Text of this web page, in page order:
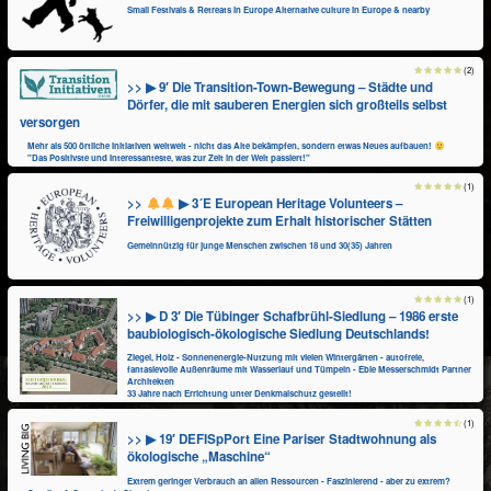
Small Festivals & Retreats in Europe Alternative culture in Europe & nearby
>> ▶ 9′ Die Transition-Town-Bewegung – Städte und
Dörfer, die mit sauberen Energien sich großteils selbst
versorgen
Mehr als 500 örtliche Initiativen weltweit - nicht das Alte bekämpfen, sondern etwas Neues aufbauen!
"Das Positivste und Interessanteste, was zur Zeit in der Welt passiert!"
(2)
>>
▶ 3´E European Heritage Volunteers –
Freiwilligenprojekte zum Erhalt historischer Stätten
Gemeinnützig für junge Menschen zwischen 18 und 30(35) Jahren
(1)
>> ▶ D 3′ Die Tübinger Schafbrühl-Siedlung – 1986 erste
baubiologisch-ökologische Siedlung Deutschlands!
Ziegel, Holz - Sonnenenergie-Nutzung mit vielen Wintergärten - autofreie,
fantasievolle Außenräume mit Wasserlauf und Tümpeln - Eble Messerschmidt Partner
Architekten
33 Jahre nach Errichtung unter Denkmalschutz gestellt!
(1)
>> ▶ 19′ DEFISpPort Eine Pariser Stadtwohnung als
ökologische „Maschine“
Extrem geringer Verbrauch an allen Ressourcen - Faszinierend - aber zu extrem?
(1)